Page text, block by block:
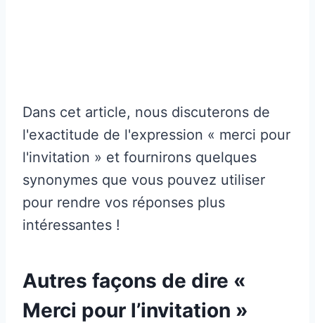
Dans cet article, nous discuterons de
l'exactitude de l'expression « merci pour
l'invitation » et fournirons quelques
synonymes que vous pouvez utiliser
pour rendre vos réponses plus
intéressantes !
Autres façons de dire «
Merci pour l’invitation »